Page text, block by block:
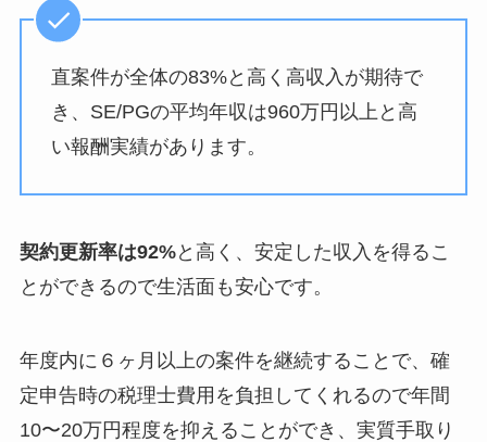
直案件が全体の83%と高く高収入が期待で
き、SE/PGの平均年収は960万円以上と高
い報酬実績があります。
契約更新率は92%と高く、安定した収入を得るこ
とができるので生活面も安心です。
年度内に６ヶ月以上の案件を継続することで、確
定申告時の税理士費用を負担してくれるので年間
10〜20万円程度を抑えることができ、実質手取り